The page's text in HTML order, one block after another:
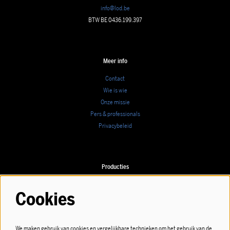
info@lod.be
BTW BE 0436.199.397
Meer info
Contact
Wie is wie
Onze missie
Pers & professionals
Privacybeleid
Producties
Cookies